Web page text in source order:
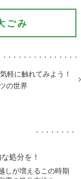
ごみ
軽に触れてみよう！
の世界
処分を！
しが増えるこの時期